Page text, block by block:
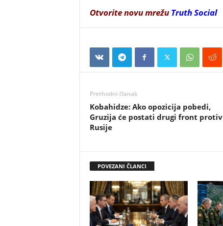
Otvorite novu mrežu Truth Social
Prethodni članak
Kobahidze: Ako opozicija pobedi,
Gruzija će postati drugi front protiv
Rusije
POVEZANI ČLANCI